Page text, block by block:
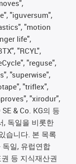
"iguversum",
"motion
life",
"RCYL",
"reguse",
"superwise",
"triflex",
"xirodur",
& Co. KG의 등
, 독일을 비롯한
습니다. 본 목록
일, 유럽연합
등 지식재산권